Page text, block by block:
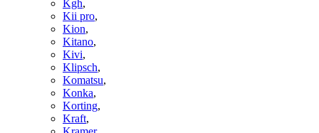
Kgh,
Kii pro,
Kion,
Kitano,
Kivi,
Klipsch,
Komatsu,
Konka,
Korting,
Kraft,